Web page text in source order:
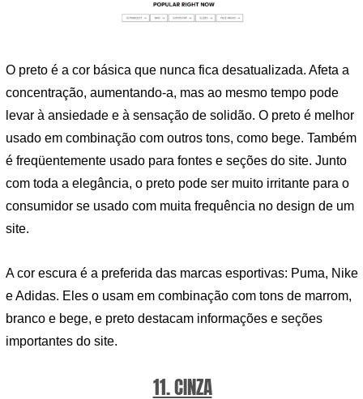
O preto é a cor básica que nunca fica desatualizada. Afeta a
concentração, aumentando-a, mas ao mesmo tempo pode
levar à ansiedade e à sensação de solidão. O preto é melhor
usado em combinação com outros tons, como bege. Também
é freqüentemente usado para fontes e seções do site. Junto
com toda a elegância, o preto pode ser muito irritante para o
consumidor se usado com muita frequência no design de um
site.
A cor escura é a preferida das marcas esportivas: Puma, Nike
e Adidas. Eles o usam em combinação com tons de marrom,
branco e bege, e preto destacam informações e seções
importantes do site.
11. CINZA